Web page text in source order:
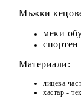
Мъжки
меки
спортен
Материали:
лицева
хастар -